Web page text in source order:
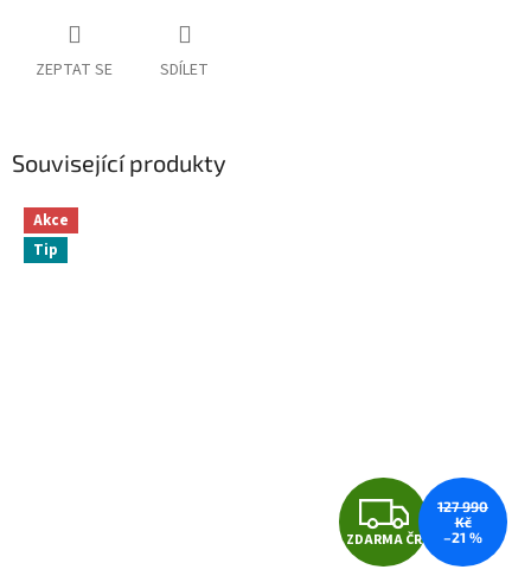
ZEPTAT SE SDÍLET
Související produkty
Akce
Tip
Z
D
ZDARMA ČR
127 990
Kč
–21 %